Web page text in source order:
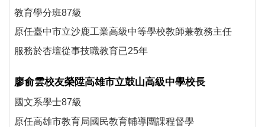
教育學分班87級
原任臺中市立沙鹿工業高級中等學校教師兼教務主任
服務於杏壇從事技職教育已25年
廖俞雲校友榮陞高雄市立鼓山高級中學校長
國文系學士87級
原任高雄市教育局國民教育輔導團課程督學